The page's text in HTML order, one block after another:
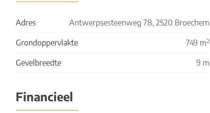
Adres Antwerpsesteenweg 78, 2520 Broechem
Grondoppervlakte 749 m²
Gevelbreedte 9 m
Financieel